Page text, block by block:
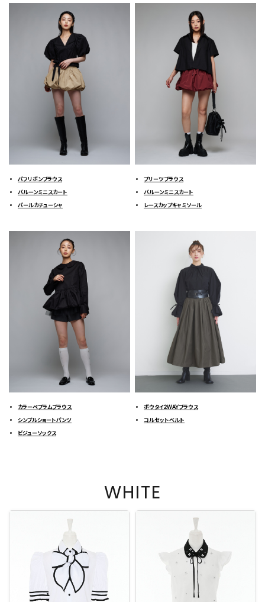
パフリボンブラウス
バルーンミニスカート
パールカチューシャ
プリーツブラウス
バルーンミニスカート
レースカップキャミソール
カラーペプラムブラウス
シンプルショートパンツ
ビジューソックス
ボウタイ2WAYブラウス
コルセットベルト
WHITE